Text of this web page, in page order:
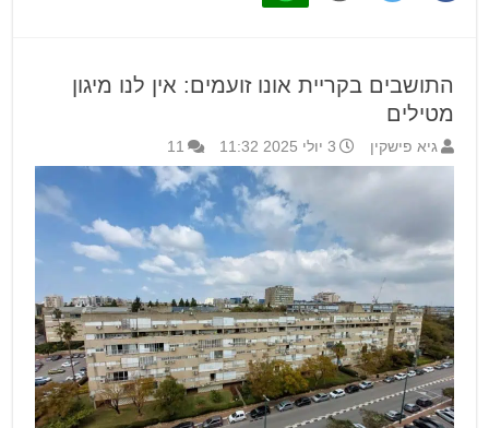
התושבים בקריית אונו זועמים: אין לנו מיגון
מטילים
גיא פישקין 3 יולי 2025 11:32 11